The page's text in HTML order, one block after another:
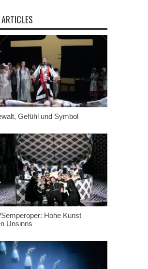
Gefühl und Symbol
Hohe Kunst
Unsinns